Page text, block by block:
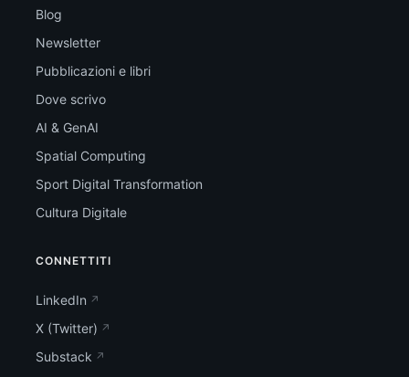
Blog
Newsletter
Pubblicazioni e libri
Dove scrivo
AI & GenAI
Spatial Computing
Sport Digital Transformation
Cultura Digitale
CONNETTITI
LinkedIn
X (Twitter)
Substack